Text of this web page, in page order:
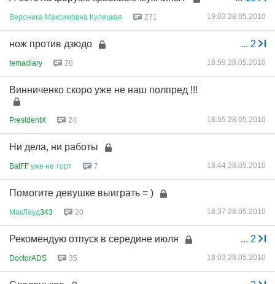
Вероника Максимовна Кулецкая 271 19:03 28.05.2010
... 2
нож против дзюдо
temadiary 28 18:59 28.05.2010
Винниченко скоро уже не наш полпред !!!
PresidentX 24 18:55 28.05.2010
Ни дела, ни работы
BatFF уже не торт 7 18:44 28.05.2010
Помогите девушке выиграть = )
МакЛауд343 20 18:37 28.05.2010
... 2
Рекомендую отпуск в середине июля
DoctorADS 35 18:03 28.05.2010